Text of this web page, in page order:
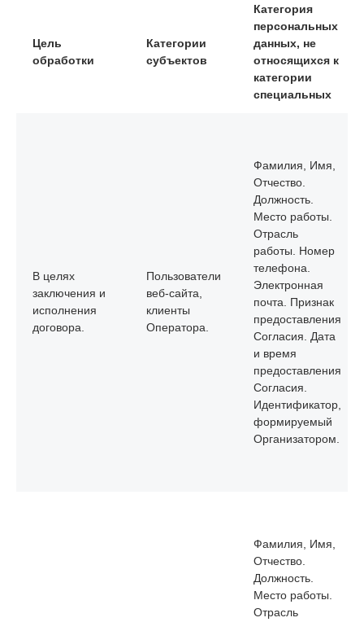
Цель
обработки
Категории
субъектов
Категория
персональных
данных, не
относящихся к
категории
специальных
В целях
заключения и
исполнения
договора.
Пользователи
веб-сайта,
клиенты
Оператора.
Фамилия, Имя,
Отчество.
Должность.
Место работы.
Отрасль
работы. Номер
телефона.
Электронная
почта. Признак
предоставления
Согласия. Дата
и время
предоставления
Согласия.
Идентификатор,
формируемый
Организатором.
Фамилия, Имя,
Отчество.
Должность.
Место работы.
Отрасль